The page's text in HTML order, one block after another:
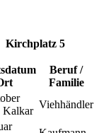
Kirchplatz 5
Beruf /
Familie
Kalkar
Viehhändler